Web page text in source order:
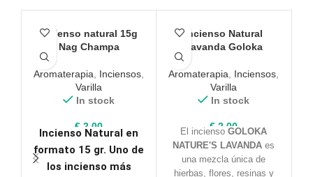
Incienso natural 15g
Nag Champa
Aromaterapia Inciensos
Varilla
In stock
€ 2,00
Incienso Natural en
formato 15 gr. Uno de
los incienso más
Incienso Natural
Lavanda Goloka
Aromaterapia Inciensos
Varilla
In stock
€ 2,00
El incienso GOLOKA
NATURE'S LAVANDA es
una mezcla única de
hierbas, flores, resinas y